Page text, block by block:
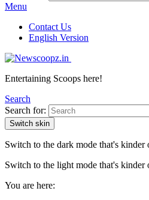
Menu
Contact Us
English Version
Entertaining Scoops here!
Search
Search for:
Switch skin
Switch to the dark mode that's kinder
Switch to the light mode that's kinder
You are here: